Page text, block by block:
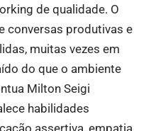
de qualidade. O
conversas produtivas e
muitas vezes em
do que o ambiente
Milton Seigi
habilidades
assertiva, empatia